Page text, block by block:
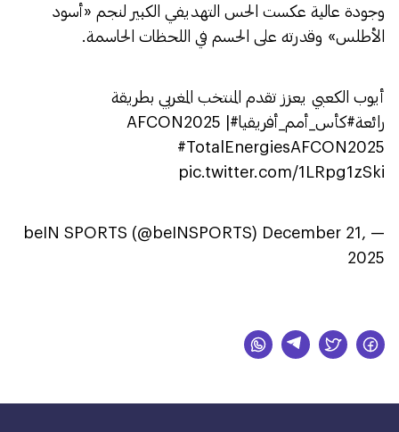
وجودة عالية عكست الحس التهديفي الكبير لنجم «أسود
الأطلس» وقدرته على الحسم في اللحظات الحاسمة.
أيوب الكعبي يعزز تقدم المنتخب المغربي بطريقة
رائعة#كأس_أمم_أفريقيا#AFCON2025
|
#TotalEnergiesAFCON2025
pic.twitter.com/1LRpg1zSki
— beIN SPORTS (@beINSPORTS)
December 21,
2025